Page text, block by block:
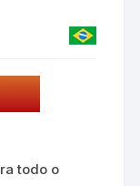
todo o